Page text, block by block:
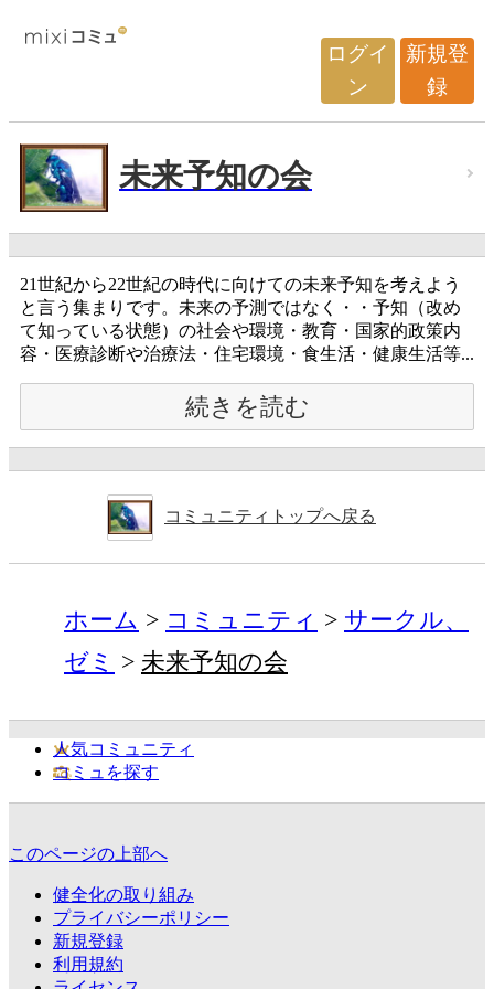
ログイ
ン
新規登
録
未来予知の会
21世紀から22世紀の時代に向けての未来予知を考えよう
と言う集まりです。未来の予測ではなく・・予知（改め
て知っている状態）の社会や環境・教育・国家的政策内
容・医療診断や治療法・住宅環境・食生活・健康生活等...
続きを読む
コミュニティトップへ戻る
ホーム コミュニティ
サークル、
ゼミ
未来予知の会
人気コミュニティ
コミュを探す
このページの上部へ
健全化の取り組み
プライバシーポリシー
新規登録
利用規約